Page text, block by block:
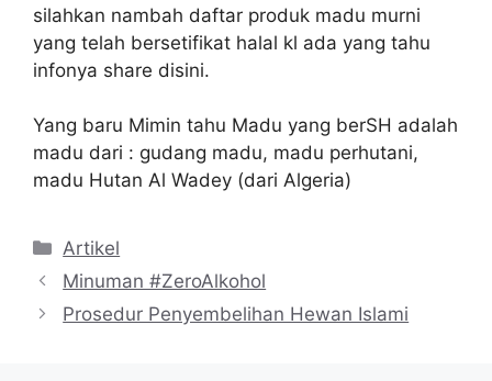
silahkan nambah daftar produk madu murni
yang telah bersetifikat halal kl ada yang tahu
infonya share disini.
Yang baru Mimin tahu Madu yang berSH adalah
madu dari : gudang madu, madu perhutani,
madu Hutan Al Wadey (dari Algeria)
Kategori
Artikel
Minuman #ZeroAlkohol
Prosedur Penyembelihan Hewan Islami